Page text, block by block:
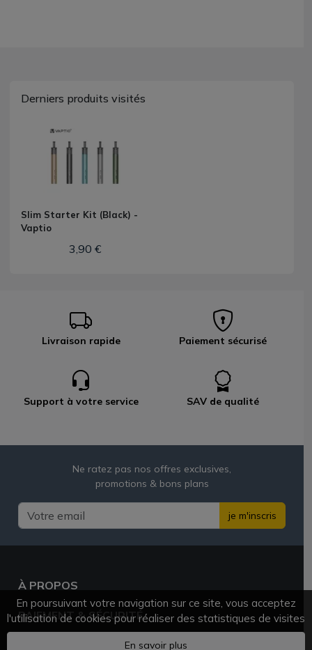
Derniers produits visités
Slim Starter Kit (Black) -
Vaptio
3,90 €
Livraison rapide Paiement sécurisé
Support à votre service SAV de qualité
Ne ratez pas nos offres exclusives,
promotions & bons plans
je m'inscris
À PROPOS
PAIEMENT & SÉCURITÉ
En poursuivant votre navigation sur ce site, vous acceptez
l'utilisation de cookies pour réaliser des statistiques de visites
En savoir plus